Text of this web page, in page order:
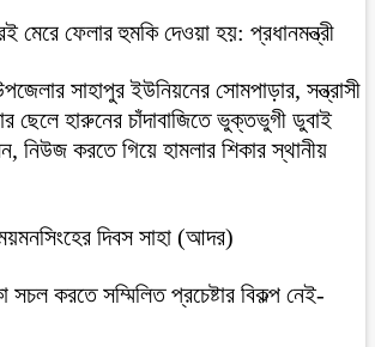
মেরে ফেলার হুমকি দেওয়া হয়: প্রধানমন্ত্রী
সাহাপুর ইউনিয়নের সোমপাড়ার, সন্ত্রাসী
ছেলে হারুনের চাঁদাবাজিতে ভুক্তভুগী ডুবাই
নিউজ করতে গিয়ে হামলার শিকার স্থানীয়
দিবস সাহা (আদর)
সচল করতে সম্মিলিত প্রচেষ্টার বিকল্প নেই-